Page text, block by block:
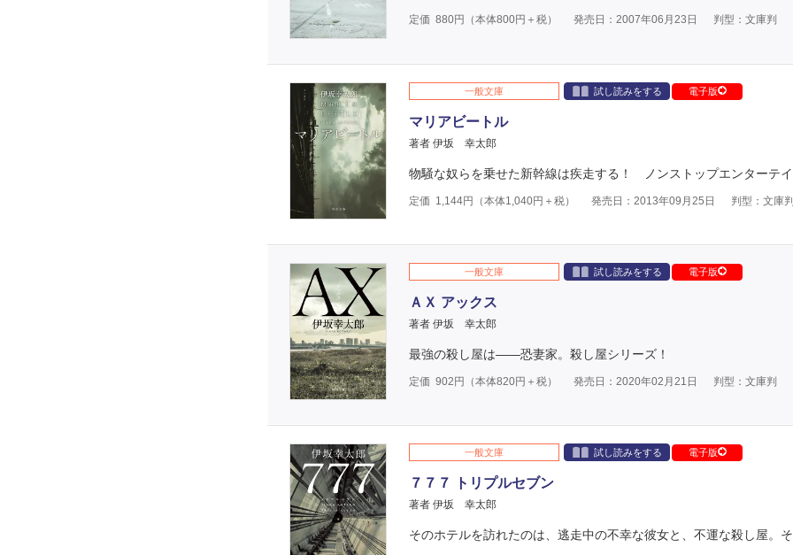
定価 880円（本体800円＋税） 発売日：2007年06月23日 判型：文庫判
一般文庫 試し読みをする 電子版
マリアビートル
著者 伊坂 幸太郎
物騒な奴らを乗せた新幹線は疾走する！ ノンストップエンターテ
定価 1,144円（本体1,040円＋税） 発売日：2013年09月25日 判型：文庫
一般文庫 試し読みをする 電子版
ＡＸ アックス
著者 伊坂 幸太郎
最強の殺し屋は――恐妻家。殺し屋シリーズ！
定価 902 円（本体820円＋税） 発売日：2020年02月21日 判型：文庫判
一般文庫 試し読みをする 電子版
７７７ トリプルセブン
著者 伊坂 幸太郎
そのホテルを訪れたのは、逃走中の不幸な彼女と、不運な殺し屋